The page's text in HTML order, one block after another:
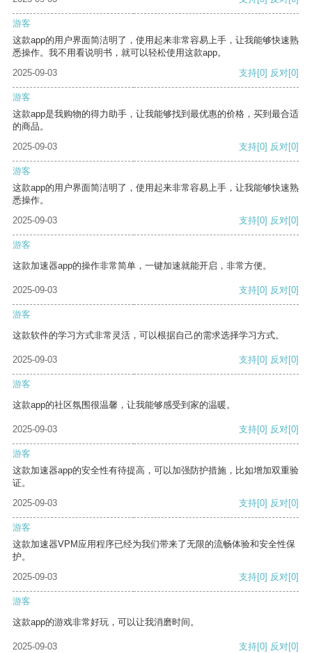
游客
这款app的用户界面简洁明了，使用起来非常容易上手，让我能够快速熟
悉操作。我不用看说明书，就可以轻松使用这款app。
2025-09-03
支持[0] 反对[0]
游客
这款app是我购物的得力助手，让我能够找到最优惠的价格，买到最合适
的商品。
2025-09-03
支持[0] 反对[0]
游客
这款app的用户界面简洁明了，使用起来非常容易上手，让我能够快速熟
悉操作。
2025-09-03
支持[0] 反对[0]
游客
这款加速器app的操作非常简单，一键加速就能开启，非常方便。
2025-09-03 支持[0] 反对[0]
游客
这款软件的学习方式非常灵活，可以根据自己的需求选择学习方式。
2025-09-03 支持[0] 反对[0]
游客
这款app的社区氛围很温馨，让我能够感受到家的温暖。
2025-09-03 支持[0] 反对[0]
游客
这款加速器app的安全性有待提高，可以加强防护措施，比如增加双重验
证。
2025-09-03
支持[0] 反对[0]
游客
这款加速器VPM应用程序已经为我们带来了无限的流畅体验和安全性保
护。
2025-09-03
支持[0] 反对[0]
游客
这款app的游戏非常好玩，可以让我消磨时间。
2025-09-03 支持[0] 反对[0]